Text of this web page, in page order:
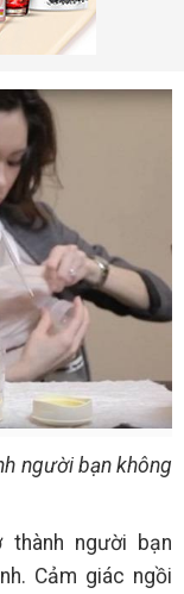
người bạn không
người bạn
Cảm giác ngồi